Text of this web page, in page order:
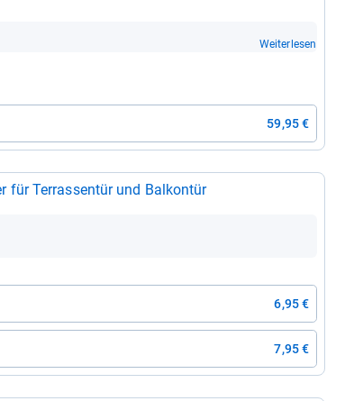
Weiterlesen
59,95 €
für Ter­ras­sen­tür und Bal­kon­tür
6,95 €
7,95 €